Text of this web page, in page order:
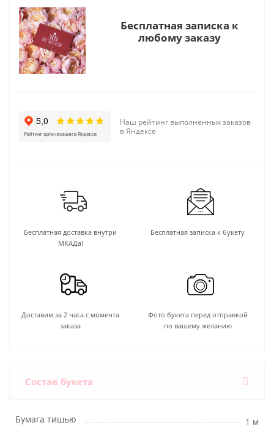
Бесплатная записка к
любому заказу
Наш рейтинг выполненных заказов
в Яндексе
Бесплатная доставка внутри
МКАДа!
Бесплатная записка к букету
Доставим за 2 часа с момента
заказа
Фото букета перед отправкой
по вашему желанию
Состав букета
Бумага тишью
1 м